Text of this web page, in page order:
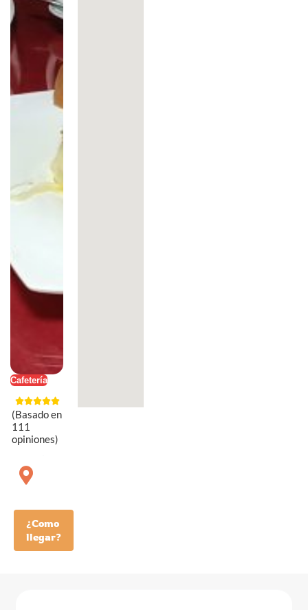
Cafetería
(Basado en
111
opiniones)
¿Como
llegar?